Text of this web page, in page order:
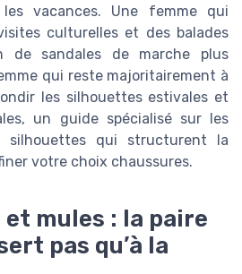
vacances. Une femme qui
culturelles et des balades
de sandales de marche plus
qui reste majoritairement à
les silhouettes estivales et
un guide spécialisé sur les
silhouettes qui structurent la
votre choix chaussures.
et mules : la paire
pas qu’à la